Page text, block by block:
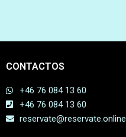
CONTACTOS
+46 76 084 13 60
+46 76 084 13 60
reservate@reservate.online